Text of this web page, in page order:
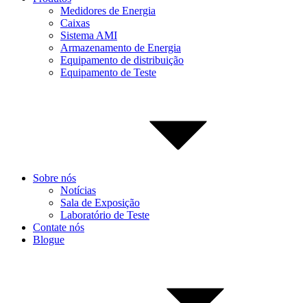
Medidores de Energia
Caixas
Sistema AMI
Armazenamento de Energia
Equipamento de distribuição
Equipamento de Teste
Sobre nós
Notícias
Sala de Exposição
Laboratório de Teste
Contate nós
Blogue